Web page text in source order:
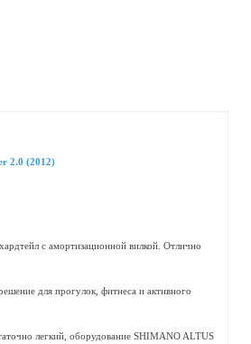
2.0 (2012)
с амортизационной вилкой. Отлично
для прогулок, фитнеса и активного
легкий, оборудование SHIMANO ALTUS